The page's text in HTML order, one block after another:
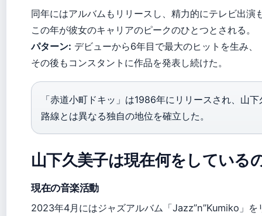
同年にはアルバムもリリースし、精力的にテレビ出演
この年が彼女のキャリアのピークのひとつとされる。
パターン: デビューから6年目で最大のヒットを生み、
その後もコンスタントに作品を発表し続けた。
「赤道小町ドキッ」は1986年にリリースされ、山
路線とは異なる独自の地位を確立した。
山下久美子は現在何をしている
現在の音楽活動
2023年4月にはジャズアルバム「Jazz”n”Kumiko」を